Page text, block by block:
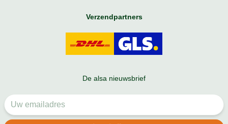
Verzendpartners
De alsa nieuwsbrief